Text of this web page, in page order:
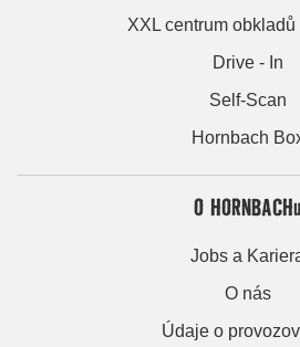
XXL centrum
Drive - In
Self-Scan
Hornbach
O HORNBACHu
Jobs a
O nás
Údaje o